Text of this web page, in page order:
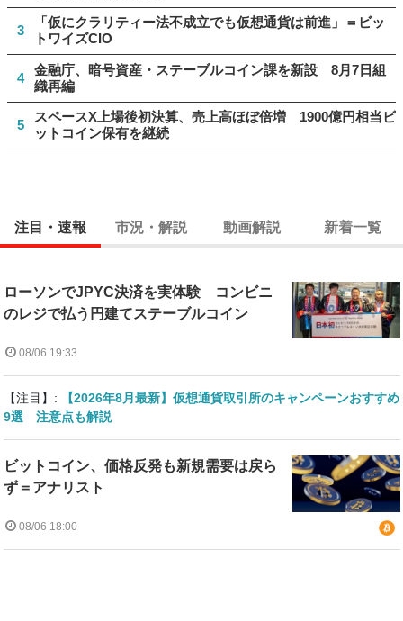
3
「仮にクラリティー法不成立でも仮想通貨は前進」＝ビッ
トワイズCIO
4
金融庁、暗号資産・ステーブルコイン課を新設 8月7日組
織再編
5
スペースX上場後初決算、売上高ほぼ倍増 1900億円相当ビ
ットコイン保有を継続
注目・速報 市況・解説 動画解説 新着一覧
ローソンでJPYC決済を実体験 コンビニ
のレジで払う円建てステーブルコイン
08/06 19:33
【注目】:
【2026年8月最新】仮想通貨取引所のキャンペーンおすすめ
9選 注意点も解説
ビットコイン、価格反発も新規需要は戻ら
ず＝アナリスト
08/06 18:00